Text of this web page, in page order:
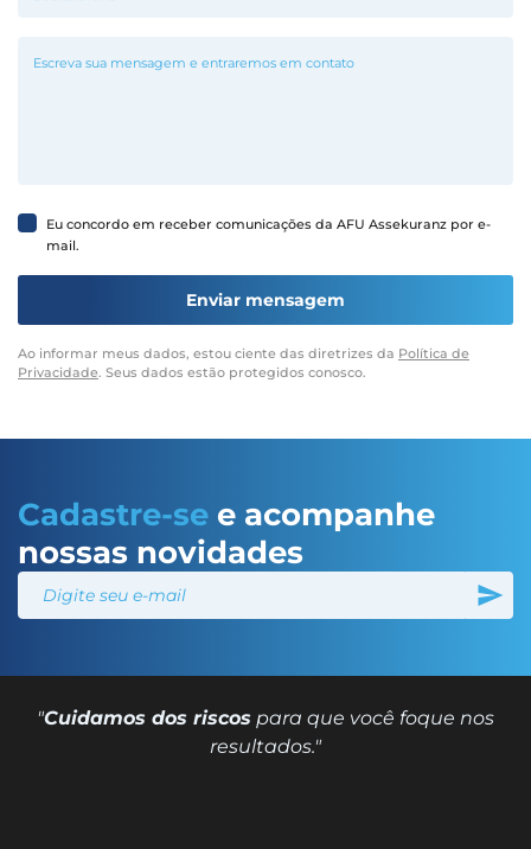
Eu concordo em receber comunicações da AFU Assekuranz por e-
mail.
Ao informar meus dados, estou ciente das diretrizes da Política de
Privacidade. Seus dados estão protegidos conosco.
Cadastre-se e acompanhe
nossas novidades
"Cuidamos dos riscos para que você foque nos
resultados."